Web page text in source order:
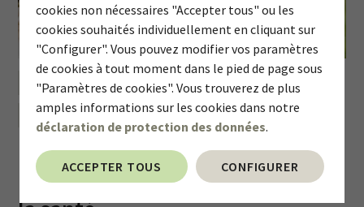
cookies non nécessaires "Accepter tous" ou les
cookies souhaités individuellement en cliquant sur
"Configurer". Vous pouvez modifier vos paramètres
de cookies à tout moment dans le pied de page sous
"Paramètres de cookies". Vous trouverez de plus
amples informations sur les cookies dans notre
déclaration de protection des données.
ACCEPTER TOUS CONFIGURER
FAMILLE & ENFANTS 50+
SPORT
MYTHES ET SCIENCE
TOUTES CATÉGORIES
Micronutriments: vitamines,
minéraux et oligoéléments pour